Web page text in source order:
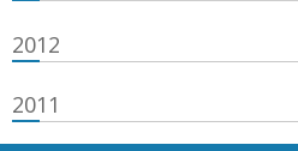
2012
2011